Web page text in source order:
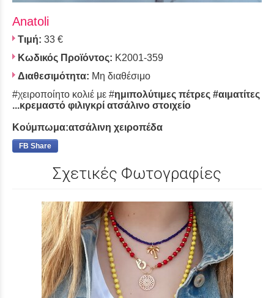
Anatoli
Τιμή: 33 €
Κωδικός Προϊόντος: K2001-359
Διαθεσιμότητα: Μη διαθέσιμο
#χειροποίητο κολιέ με #ημιπολύτιμες πέτρες #αιματίτες
...κρεμαστό φιλιγκρί ατσάλινο στοιχείο
Κούμπωμα:ατσάλινη χειροπέδα
FB Share
Σχετικές Φωτογραφίες